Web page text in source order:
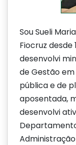
Sou Sueli
Fiocruz desde
desenvolvi
de Gestão em
pública e de
aposentada,
desenvolvi